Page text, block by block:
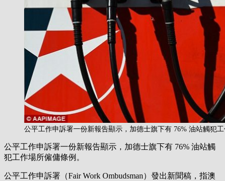
公平工作申訴署一份新報告顯示，加德士旗下有 76% 油站觸犯
公平工作申訴署一份新報告顯示，加德士旗下有 76% 油站觸
犯工作場所僱傭條例。
公平工作申訴署（Fair Work Ombudsman）發出新聞稿，指澳